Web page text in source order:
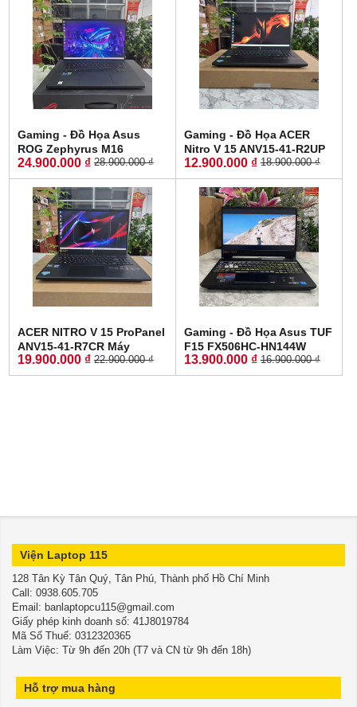
Gaming - Đồ Họa Asus
ROG Zephyrus M16
GU603ZW CORE I9-12900H
RAM 16GB SSD 512GB RTX
3070 Ti 8GB GDDR6 MÀN
HÌNH : 16.0'' Inch WQXGA
165Hz
24.900.000 ₫ 28.900.000 ₫
Gaming - Đồ Họa ACER
Nitro V 15 ANV15-41-R2UP
Máy LikeNew-Bảo Hành
Hãng RYZEN 5-6600H RAM
16GB SSD 512GB RTX 2050
4GB GDDR6 MÀN HÌNH :
15.6''IPS 165Hz.
12.900.000 ₫ 18.900.000 ₫
ACER NITRO V 15 ProPanel
ANV15-41-R7CR Máy
LikeNew-Còn Bảo Hành
Hãng RYZEN 5-7535HS
19.900.000 ₫ 22.900.000 ₫
Gaming - Đồ Họa Asus TUF
F15 FX506HC-HN144W
CORE I5-11400H RAM 16GB
SSD 512GB RTX™ 3050
13.900.000 ₫ 16.900.000 ₫
Viện Laptop 115
128 Tân Kỳ Tân Quý, Tân Phú, Thành phố Hồ Chí Minh
​​​​​​​Call: 0938.605.705
Email: banlaptopcu115@gmail.com
Giấy phép kinh doanh số: 41J8019784
Mã Số Thuế: 0312320365
Làm Việc: Từ 9h đến 20h (T7 và CN từ 9h đến 18h)
Hỗ trợ mua hàng